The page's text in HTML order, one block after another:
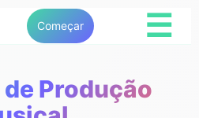
Começar ☰
Produção